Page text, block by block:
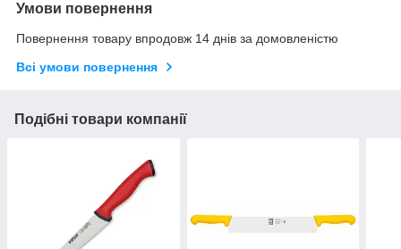
Умови повернення
Повернення товару впродовж 14 днів за домовленістю
Всі умови повернення
Подібні товари компанії